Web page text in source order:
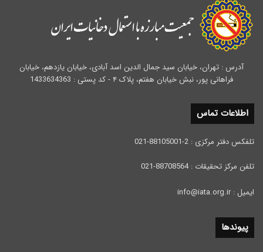
آدرس : تهران، خیابان سید جمال الدین اسد آبادی، خیابان یازدهم، خیابان
فراهانی پور، نبش خیابان هفتم، پلاک ۴ - کد پستی : 1433634363
اطلاعات تماس
تلفکس دفتر مرکزی : 2-88105001-021
تلفن مرکز تحقیقات : 88708564-021
ایمیل : info@iata.org.ir
پیوندها